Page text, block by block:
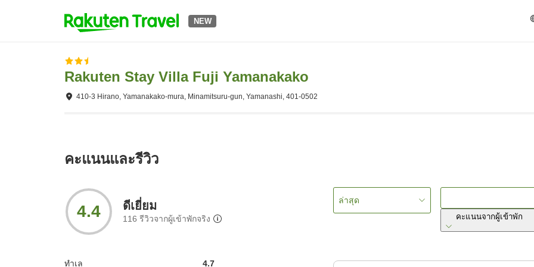
NEW
Rakuten Stay Villa Fuji Yamanakako
410-3 Hirano, Yamanakako-mura, Minamitsuru-gun, Yamanashi, 401-0502
คะแนนและรีวิว
4.4 ดีเยี่ยม
116 รีวิวจากผู้เข้าพักจริง
ทำเล 4.7
ล่าสุด
คะแนนจากผู้เข้าพัก